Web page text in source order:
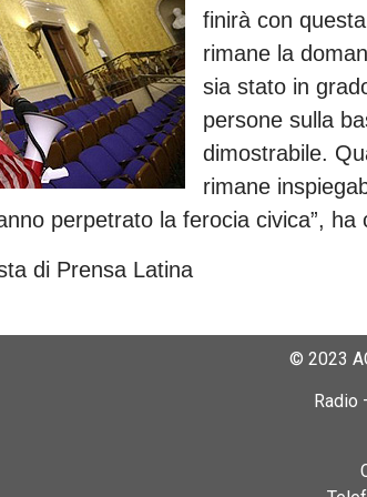
finirà con
rimane la
sia stato in
persone sulla
dimostrabile.
rimane
perpetrato la ferocia civica”, ha
di Prensa Latina
© 2023
Radio